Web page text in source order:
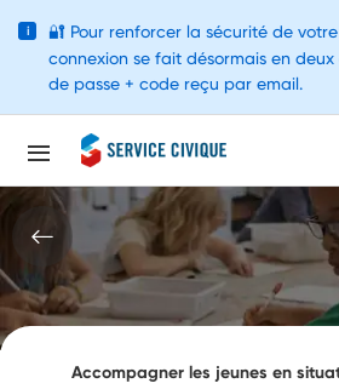
Accompagner les jeunes en
i 🔐 Pour renforcer la sécurité de votre
connexion se fait désormais en
de passe + code reçu par email.